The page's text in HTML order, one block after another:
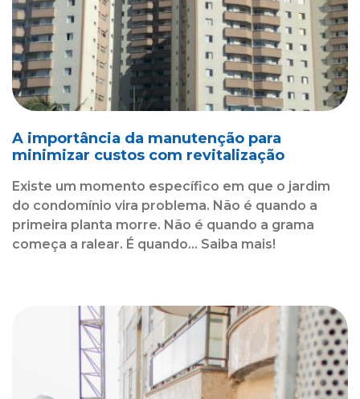
A importância da manutenção para
minimizar custos com revitalização
Existe um momento específico em que o jardim
do condomínio vira problema. Não é quando a
primeira planta morre. Não é quando a grama
começa a ralear. É quando... Saiba mais!